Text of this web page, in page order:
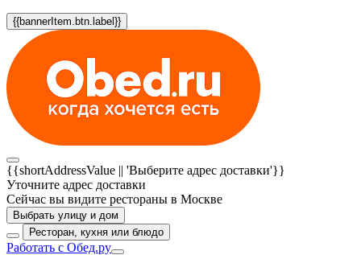
{{bannerItem.btn.label}}
{{shortAddressValue || 'Выберите адрес доставки'}}
Уточните адрес доставки
Сейчас вы видите рестораны в Москве
Выбрать улицу и дом
Ресторан, кухня или блюдо
Работать с Обед.ру